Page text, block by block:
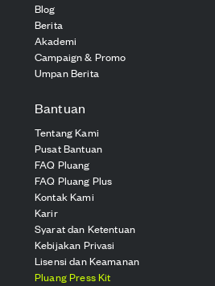
Blog
Berita
Akademi
Campaign & Promo
Umpan Berita
Bantuan
Tentang Kami
Pusat Bantuan
FAQ Pluang
FAQ Pluang Plus
Kontak Kami
Karir
Syarat dan Ketentuan
Kebijakan Privasi
Lisensi dan Keamanan
Pluang Press Kit